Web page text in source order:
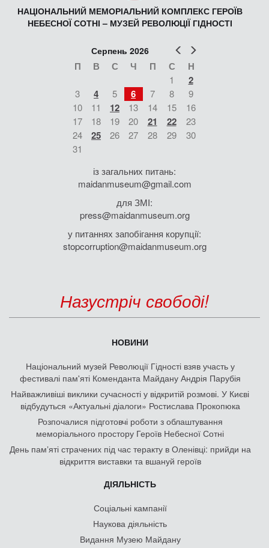
НАЦІОНАЛЬНИЙ МЕМОРІАЛЬНИЙ КОМПЛЕКС ГЕРОЇВ
НЕБЕСНОЇ СОТНІ – МУЗЕЙ РЕВОЛЮЦІЇ ГІДНОСТІ
Попер
Серпень 2026
П В С Ч П С Н
1 2
3 4 5 6 7 8
9
10
11 12 13 14 15
16
17
18 19 20 21 22
23
24
25 26 27 28 29
30
31
із загальних питань:
maidanmuseum@gmail.com
для ЗМІ:
press@maidanmuseum.org
у питаннях запобігання корупції:
stopcorruption@maidanmuseum.org
Назустріч свободі!
НОВИНИ
Національний музей Революції Гідності взяв участь у
фестивалі пам'яті Коменданта Майдану Андрія Парубія
Найважливіші виклики сучасності у відкритій розмові. У Києві
відбудуться «Актуальні діалоги» Ростислава Прокопюка
Розпочалися підготовчі роботи з облаштування
меморіального простору Героїв Небесної Сотні
День памʼяті страчених під час теракту в Оленівці: прийди на
відкриття виставки та вшануй героїв
ДІЯЛЬНІСТЬ
Соціальні кампанії
Наукова діяльність
Видання Музею Майдану